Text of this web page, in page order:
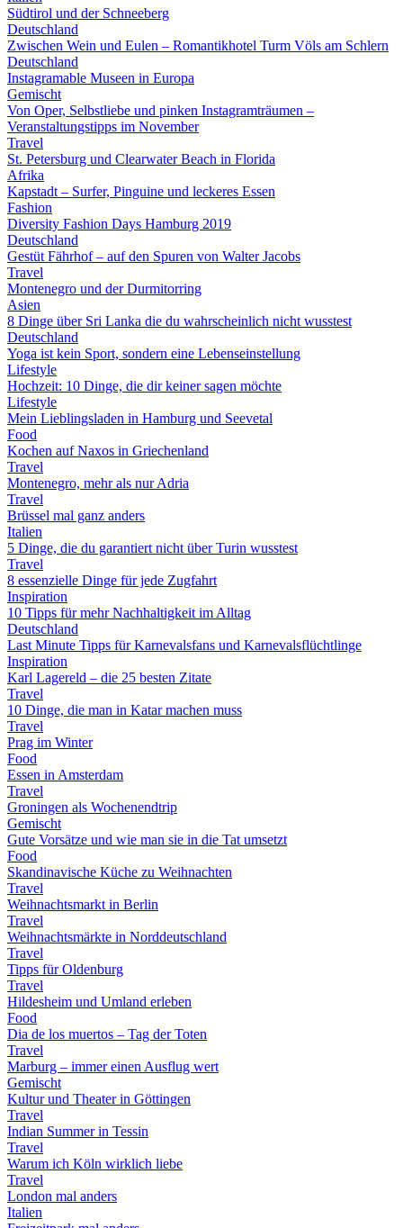
Südtirol und der Schneeberg
Deutschland
Zwischen Wein und Eulen – Romantikhotel Turm Völs am Schlern
Deutschland
Instagramable Museen in Europa
Gemischt
Von Oper, Selbstliebe und pinken Instagramträumen –
Veranstaltungstipps im November
Travel
St. Petersburg und Clearwater Beach in Florida
Afrika
Kapstadt – Surfer, Pinguine und leckeres Essen
Fashion
Diversity Fashion Days Hamburg 2019
Deutschland
Gestüt Fährhof – auf den Spuren von Walter Jacobs
Travel
Montenegro und der Durmitorring
Asien
8 Dinge über Sri Lanka die du wahrscheinlich nicht wusstest
Deutschland
Yoga ist kein Sport, sondern eine Lebenseinstellung
Lifestyle
Hochzeit: 10 Dinge, die dir keiner sagen möchte
Lifestyle
Mein Lieblingsladen in Hamburg und Seevetal
Food
Kochen auf Naxos in Griechenland
Travel
Montenegro, mehr als nur Adria
Travel
Brüssel mal ganz anders
Italien
5 Dinge, die du garantiert nicht über Turin wusstest
Travel
8 essenzielle Dinge für jede Zugfahrt
Inspiration
10 Tipps für mehr Nachhaltigkeit im Alltag
Deutschland
Last Minute Tipps für Karnevalsfans und Karnevalsflüchtlinge
Inspiration
Karl Lagereld – die 25 besten Zitate
Travel
10 Dinge, die man in Katar machen muss
Travel
Prag im Winter
Food
Essen in Amsterdam
Travel
Groningen als Wochenendtrip
Gemischt
Gute Vorsätze und wie man sie in die Tat umsetzt
Food
Skandinavische Küche zu Weihnachten
Travel
Weihnachtsmarkt in Berlin
Travel
Weihnachtsmärkte in Norddeutschland
Travel
Tipps für Oldenburg
Travel
Hildesheim und Umland erleben
Food
Dia de los muertos – Tag der Toten
Travel
Marburg – immer einen Ausflug wert
Gemischt
Kultur und Theater in Göttingen
Travel
Indian Summer in Tessin
Travel
Warum ich Köln wirklich liebe
Travel
London mal anders
Italien